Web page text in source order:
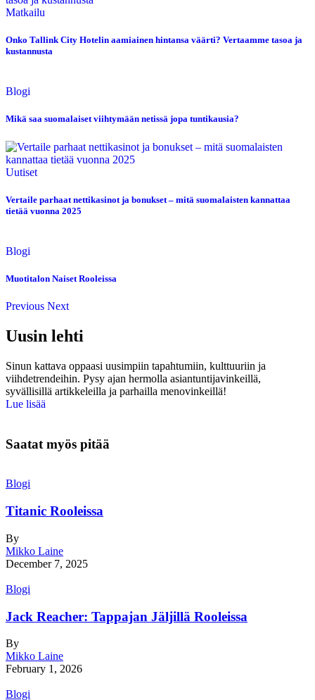
Matkailu
Onko Tallink City Hotelin aamiainen hintansa väärti? Vertaamme tasoa ja
kustannusta
Blogi
Mikä saa suomalaiset viihtymään netissä jopa tuntikausia?
Uutiset
Vertaile parhaat nettikasinot ja bonukset – mitä suomalaisten kannattaa
tietää vuonna 2025
Blogi
Muotitalon Naiset Rooleissa
Previous Next
Uusin lehti
Sinun kattava oppaasi uusimpiin tapahtumiin, kulttuuriin ja
viihdetrendeihin. Pysy ajan hermolla asiantuntijavinkeillä,
syvällisillä artikkeleilla ja parhailla menovinkeillä!
Lue lisää
Saatat myös pitää
Blogi
Titanic Rooleissa
By
Mikko Laine
December 7, 2025
Blogi
Jack Reacher: Tappajan Jäljillä Rooleissa
By
Mikko Laine
February 1, 2026
Blogi